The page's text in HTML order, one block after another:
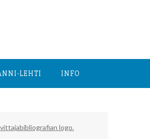
LEHTI INFO